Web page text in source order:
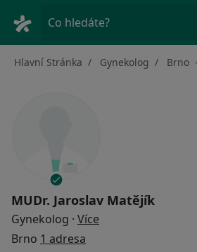
Co hledáte?
Hlavní Stránka Gynekolog Brno
MUDr. Jaroslav Matějík
Gynekolog · Více
Brno 1 adresa